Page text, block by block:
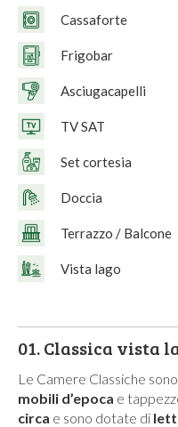
Cassaforte
Frigobar
Asciugacapelli
TV SAT
Set cortesia
Doccia
Terrazzo / Balcone
Vista lago
01.Classica vista
Le Camere Classiche
mobili d’epoca e
circa e sono dotate di